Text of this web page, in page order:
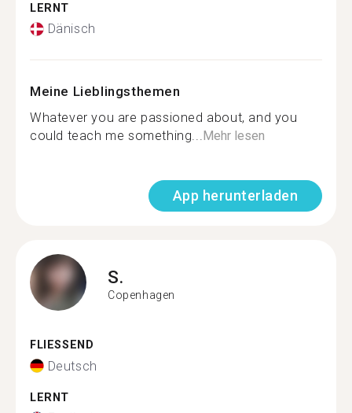
LERNT
Dänisch
Meine Lieblingsthemen
Whatever you are passioned about, and you
could teach me something...Mehr lesen
App herunterladen
S.
Copenhagen
FLIESSEND
Deutsch
LERNT